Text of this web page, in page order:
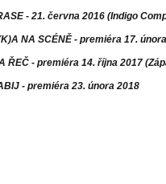
- 21. června 2016 (Indigo
NA SCÉNĚ - premiéra 17.
ŘEČ - premiéra 14. října 2017
- premiéra 23. února 2018